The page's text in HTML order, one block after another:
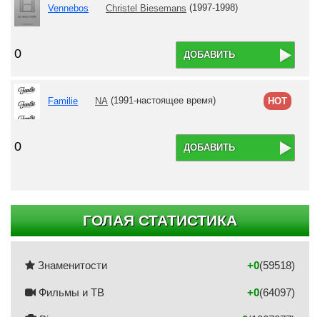
Vennebos Christel Biesemans (1997-1998)
ДОБАВИТЬ
0
Familie NA (1991-настоящее время)
ДОБАВИТЬ
0
HOT
ГОЛАЯ СТАТИСТИКА
Знаменитости (59518)
+0
Фильмы и ТВ (64097)
+0